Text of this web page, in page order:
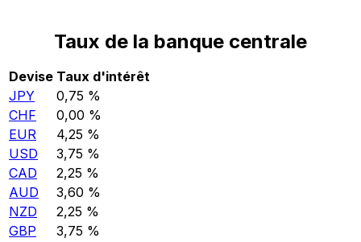
Taux de la banque centrale
Devise Taux d'intérêt
JPY
0,75 %
CHF
0,00 %
EUR
4,25 %
USD
3,75 %
CAD
2,25 %
AUD
3,60 %
NZD
2,25 %
GBP
3,75 %